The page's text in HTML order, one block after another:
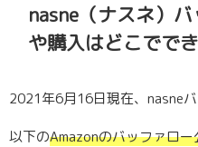
nasne（ナスネ）
や購入はどこでで
2021年6月16日現在、nasne
以下のAmazonのバッファロ